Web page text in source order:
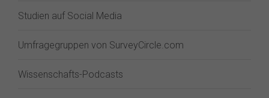
Studien auf Social Media
Umfragegruppen von SurveyCircle.com
Wissenschafts-Podcasts